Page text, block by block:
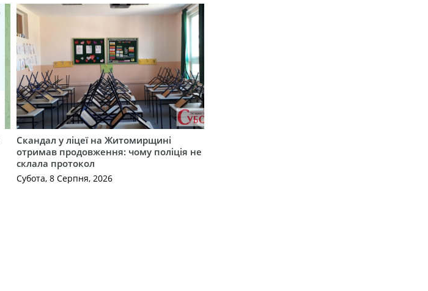
Скандал у ліцеї на Житомирщині
отримав продовження: чому поліція не
склала протокол
Субота, 8 Серпня, 2026